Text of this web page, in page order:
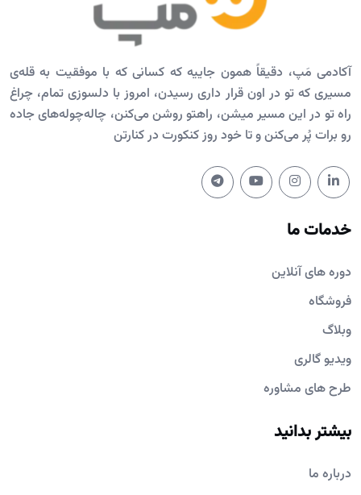
آکادمی مَپ، دقیقاً همون جاییه که کسانی که با موفقیت به قله‌ی
مسیری که تو در اون قرار داری رسیدن، امروز با دلسوزی تمام، چراغ
راه تو در این مسیر میشن، راهتو روشن می‌کنن، چاله‌چوله‌های جاده
رو برات پُر می‌کنن و تا خود روز کنکورت در کنارتن
خدمات ما
دوره های آنلاین
فروشگاه
وبلاگ
ویدیو گالری
طرح های مشاوره
بیشتر بدانید
درباره ما